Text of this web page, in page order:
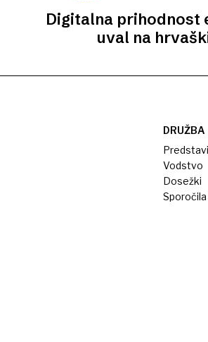
Digitalna prihodnost
uval na
DRUŽBA
Vodstvo
Dosežki